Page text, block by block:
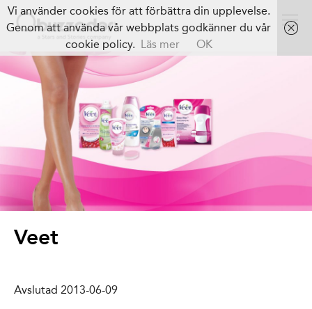
Veet
Avslutad 2013-06-09
Vi använder cookies för att förbättra din upplevelse.
Genom att använda vår webbplats godkänner du vår
cookie policy. Läs mer OK